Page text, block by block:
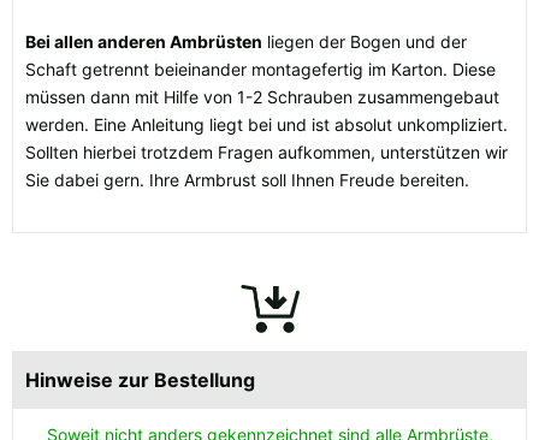
Bei allen anderen Ambrüsten liegen der Bogen und der
Schaft getrennt beieinander montagefertig im Karton. Diese
müssen dann mit Hilfe von 1-2 Schrauben zusammengebaut
werden. Eine Anleitung liegt bei und ist absolut unkompliziert.
Sollten hierbei trotzdem Fragen aufkommen, unterstützen wir
Sie dabei gern. Ihre Armbrust soll Ihnen Freude bereiten.
Hinweise zur Bestellung
Soweit nicht anders gekennzeichnet sind alle Armbrüste,